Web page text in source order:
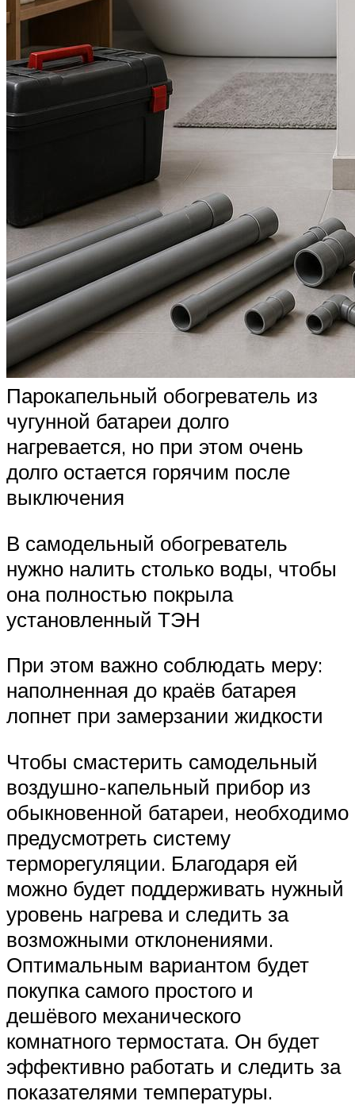
Парокапельный обогреватель из
чугунной батареи долго
нагревается, но при этом очень
долго остается горячим после
выключения
В самодельный обогреватель
нужно налить столько воды, чтобы
она полностью покрыла
установленный ТЭН
При этом важно соблюдать меру:
наполненная до краёв батарея
лопнет при замерзании жидкости
Чтобы смастерить самодельный
воздушно-капельный прибор из
обыкновенной батареи, необходимо
предусмотреть систему
терморегуляции. Благодаря ей
можно будет поддерживать нужный
уровень нагрева и следить за
возможными отклонениями.
Оптимальным вариантом будет
покупка самого простого и
дешёвого механического
комнатного термостата. Он будет
эффективно работать и следить за
показателями температуры.